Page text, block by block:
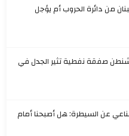
اتفاق الإطار... هل يخرج لبنان من دائرة الحروب أم يؤجل
قبيل زيارة الزيدي الى واشنطن صفقة نفطية تثير الجدل في
عندما يخرج الذكاء الاصطناعي عن السيطرة: هل أصبحنا أمام